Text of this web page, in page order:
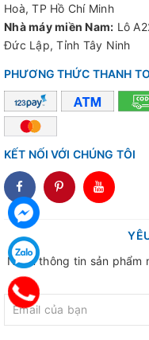
Hoà, TP Hồ Chí Minh
Nhà máy miền Nam: Lô
Đức Lập, Tỉnh Tây Ninh
PHƯƠNG THỨC THANH
KẾT NỐI VỚI CHÚNG TÔI
Nhận thông tin sản phẩm